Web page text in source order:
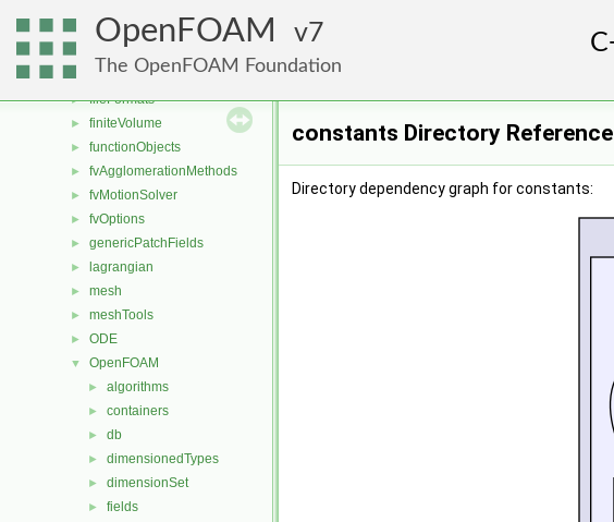
OpenFOAM 7
The OpenFOAM Foundation
dynamicFvMesh
► dynamicMesh
► engine
► fileFormats
► finiteVolume
► functionObjects
► fvAgglomerationMethods
► fvMotionSolver
► fvOptions
► genericPatchFields
► lagrangian
► mesh
► meshTools
► ODE
▼ OpenFOAM
► algorithms
► containers
► db
► dimensionedTypes
► dimensionSet
► fields
constants Directory Reference
Directory dependency graph for constants: